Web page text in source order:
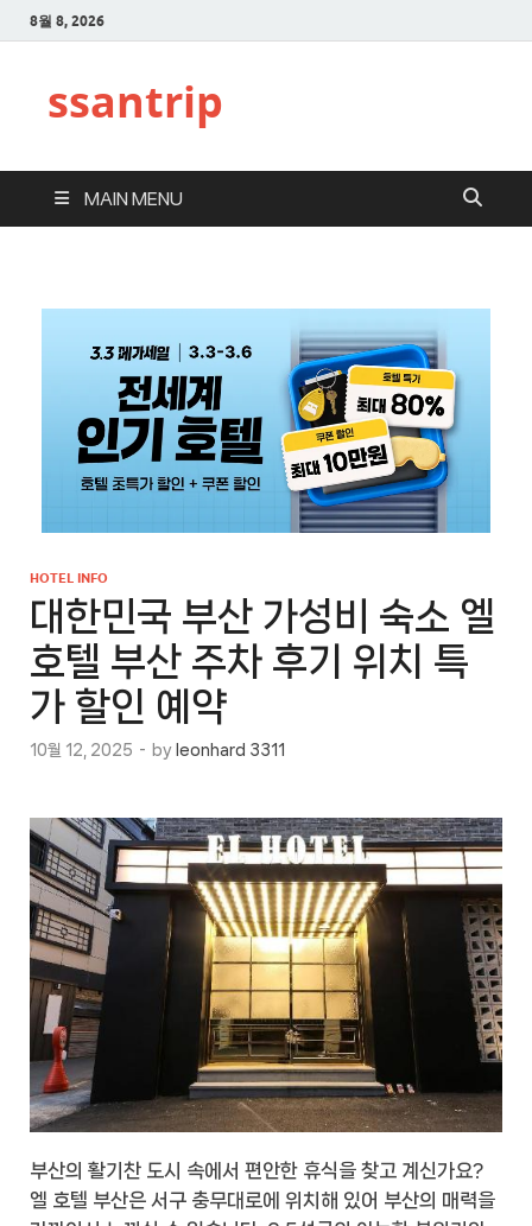
8월 8, 2026
ssantrip
MAIN MENU
HOTEL INFO
대한민국 부산 가성비 숙소 엘
호텔 부산 주차 후기 위치 특
가 할인 예약
10월 12, 2025 - by leonhard 3311
부산의 활기찬 도시 속에서 편안한 휴식을 찾고 계신가요?
엘 호텔 부산은 서구 충무대로에 위치해 있어 부산의 매력을